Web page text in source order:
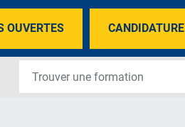
OUVERTES CANDIDATURE